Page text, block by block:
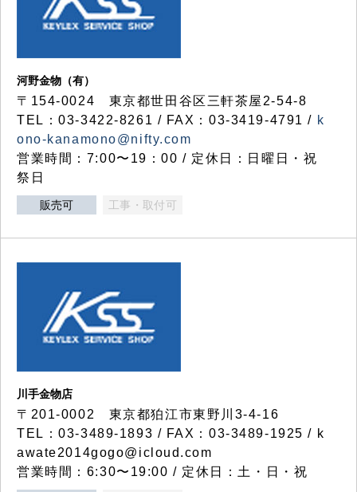
河野金物（有）
〒154-0024 東京都世田谷区三軒茶屋2-54-8
TEL：03-3422-8261 / FAX：03-3419-4791 / k
ono-kanamono@nifty.com
営業時間：7:00〜19：00 / 定休日：日曜日・祝
祭日
販売可 工事・取付可
川手金物店
〒201-0002 東京都狛江市東野川3-4-16
TEL：03-3489-1893 / FAX：03-3489-1925 / k
awate2014gogo@icloud.com
営業時間：6:30〜19:00 / 定休日：土・日・祝